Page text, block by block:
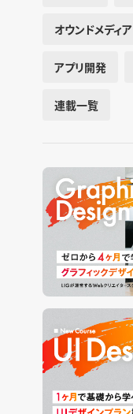
オウンドメディア
アプリ開発
連載一覧